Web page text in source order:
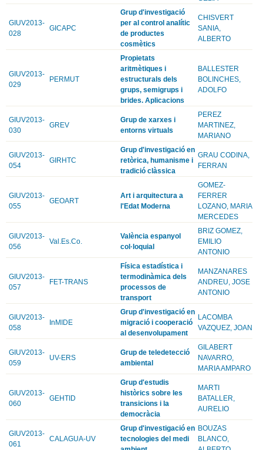
GIUV2013-
028
GICAPC
Grup d'investigació
per al control analític
de productes
cosmètics
CHISVERT
SANIA,
ALBERTO
GIUV2013-
029
PERMUT
Propietats
aritmètiques i
estructurals dels
grups, semigrups i
brides. Aplicacions
BALLESTER
BOLINCHES,
ADOLFO
GIUV2013-
030
GREV
Grup de xarxes i
entorns virtuals
PEREZ
MARTINEZ,
MARIANO
GIUV2013-
054
GIRHTC
Grup d'investigació en
retòrica, humanisme i
tradició clàssica
GRAU CODINA,
FERRAN
GIUV2013-
055
GEOART
Art i arquitectura a
l'Edat Moderna
GOMEZ-
FERRER
LOZANO, MARIA
MERCEDES
GIUV2013-
056
Val.Es.Co.
València espanyol
col·loquial
BRIZ GOMEZ,
EMILIO
ANTONIO
GIUV2013-
057
FET-TRANS
Física estadística i
termodinàmica dels
processos de
transport
MANZANARES
ANDREU, JOSE
ANTONIO
GIUV2013-
058
InMIDE
Grup d'investigació en
migració i cooperació
al desenvolupament
LACOMBA
VAZQUEZ, JOAN
GIUV2013-
059
UV-ERS
Grup de teledetecció
ambiental
GILABERT
NAVARRO,
MARIA AMPARO
GIUV2013-
060
GEHTID
Grup d'estudis
històrics sobre les
transicions i la
democràcia
MARTI
BATALLER,
AURELIO
GIUV2013-
061
CALAGUA-UV
Grup d'investigació en
tecnologies del medi
BOUZAS
BLANCO,